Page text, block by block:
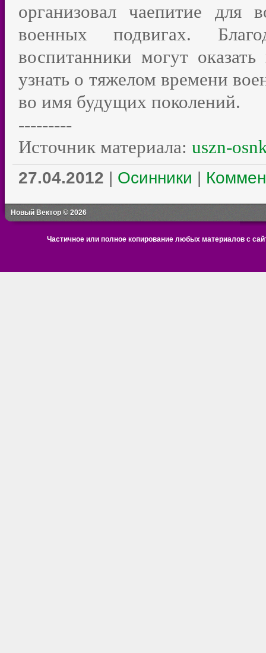
организовал чаепитие для
военных подвигах.
воспитанники могут
узнать о тяжелом времени
во имя будущих поколений.
---------
Источник материала: uszn-
27.04.2012 | Осинники |
Новый Вектор © 2026
Частичное или полное копирование любых материалов с